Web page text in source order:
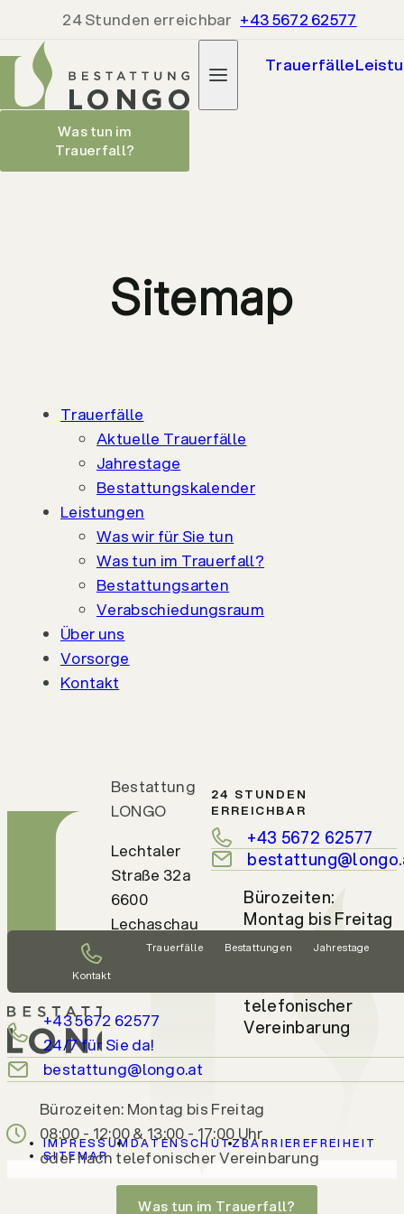
24 Stunden erreichbar +43 5672 62577
Trauerfälle
Was tun im
Trauerfall?
Sitemap
Kontakt
Trauerfälle Bestattungen Jahrestage
+43 5672 62577
24/7 für Sie da!
bestattung@longo.at
Bürozeiten: Montag bis Freitag
08:00 - 12:00 & 13:00 - 17:00 Uhr
oder nach telefonischer Vereinbarung
Was tun im Trauerfall?
Trauerfälle
Aktuelle Trauerfälle
Jahrestage
Bestattungskalender
Leistungen
Was wir für Sie tun
Was tun im Trauerfall?
Bestattungsarten
Verabschiedungsraum
Über uns
Vorsorge
Kontakt
Bestattung
LONGO
Lechtaler
Straße 32a
6600
Lechaschau
Tirol,
Österreich
24 STUNDEN
ERREICHBAR
+43 5672 62577
Bürozeiten:
Montag bis Freitag
08:00 - 12:00 &
telefonischer
Vereinbarung
IMPRESSUMDATENSCHUTZBARRIEREFREIHEIT
SITEMAP